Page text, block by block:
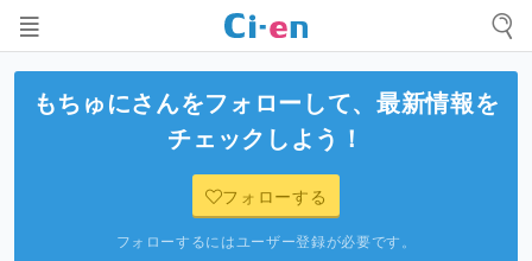
もちゅにさんをフォローして、最新情報を
チェックしよう！
フォローする
フォローするにはユーザー登録が必要です。